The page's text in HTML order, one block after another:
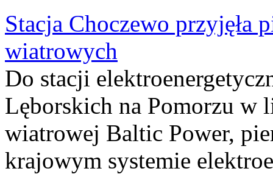
Stacja Choczewo przyjęła
wiatrowych
Do stacji
Lęborskich na Pomorzu w
wiatrowej Baltic Power,
krajowym systemie